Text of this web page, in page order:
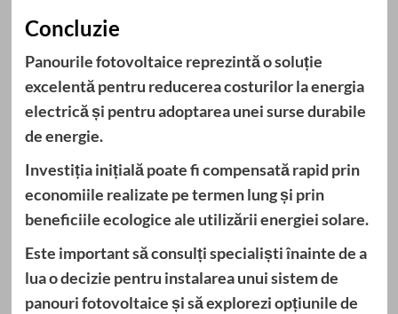
Concluzie
Panourile fotovoltaice reprezintă o soluție
excelentă pentru reducerea costurilor la energia
electrică și pentru adoptarea unei surse durabile
de energie.
Investiția inițială poate fi compensată rapid prin
economiile realizate pe termen lung și prin
beneficiile ecologice ale utilizării energiei solare.
Este important să consulți specialiști înainte de a
lua o decizie pentru instalarea unui sistem de
panouri fotovoltaice și să explorezi opțiunile de